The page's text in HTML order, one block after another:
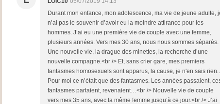
Durant mon enfance, mon adolescence, ma vie de jeune adulte,
n’ai pas le souvenir d’avoir eu la moindre attirance pour les
hommes. J’ai eu une première vie de couple avec une femme,
plusieurs années. Vers mes 30 ans, nous nous sommes séparés.
Une nouvelle vie, la drague des minettes, la recherche d’une
nouvelle compagne.<br /> Et, sans crier gare, mes premiers
fantasmes homosexuels sont apparus, la cause, je n'en sais
Pour moi ce n’était que des fantasmes. Les années passaient,
fantasmes partaient, revenaient…<br /> Nouvelle vie de couple
vers mes 35 ans, avec la même femme jusqu’à ce jour.<br /> J’ai